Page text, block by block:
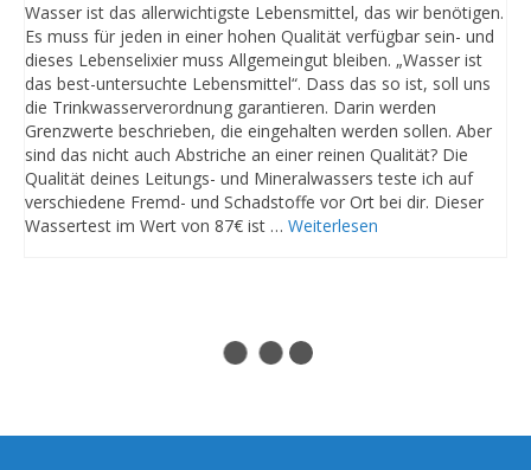
Wasser ist das allerwichtigste Lebensmittel, das wir benötigen.
Es muss für jeden in einer hohen Qualität verfügbar sein- und
dieses Lebenselixier muss Allgemeingut bleiben. „Wasser ist
das best-untersuchte Lebensmittel“. Dass das so ist, soll uns
die Trinkwasserverordnung garantieren. Darin werden
Grenzwerte beschrieben, die eingehalten werden sollen. Aber
sind das nicht auch Abstriche an einer reinen Qualität? Die
Qualität deines Leitungs- und Mineralwassers teste ich auf
verschiedene Fremd- und Schadstoffe vor Ort bei dir. Dieser
Wassertest im Wert von 87€ ist … Weiterlesen